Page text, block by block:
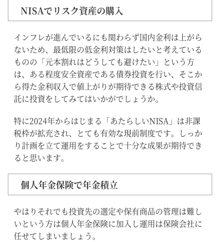
NISAでリスク資産の購入
インフレが進んでいるにも関わらず国内金利は上がら
ないため、最低限の低金利対策はしたいと考えている
ものの「元本割れはどうしても避けたい」という方
は、ある程度安全資産である債券投資を行い、そこか
ら得た金利収入で値上がりが期待できる株式や投資信
託に投資をしてみてはいかがでしょうか。
特に2024年からはじまる「あたらしいNISA」は非課
税枠が拡充され、とても有効な現前制度です。しっか
り計画を立て運用をすることで十分な成果が期待でき
ると思います。
個人年金保険で年金積立
やはりそれでも投資先の選定や保有商品の管理は難し
いという方は個人年金保険に加入し運用は保険会社に
任せてしまいましょう。